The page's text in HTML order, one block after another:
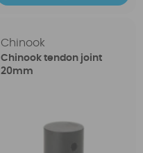
Chinook
Chinook tendon joint
20mm